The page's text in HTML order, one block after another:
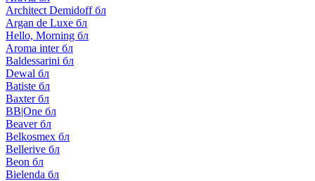
Architect Demidoff бл
Argan de Luxe бл
Hello, Morning бл
Aroma inter бл
Baldessarini бл
Dewal бл
Batiste бл
Baxter бл
BB|One бл
Beaver бл
Belkosmex бл
Bellerive бл
Beon бл
Bielenda бл